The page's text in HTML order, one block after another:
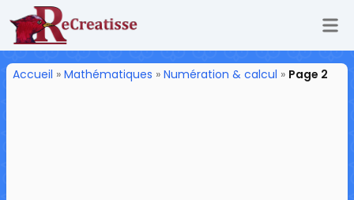
ReCreatisse
Accueil » Mathématiques » Numération & calcul » Page 2